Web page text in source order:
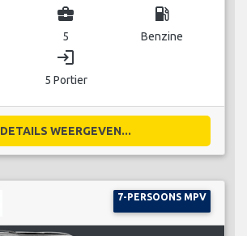
business_center
5
local_gas_station
Benzine
login
5 Portier
DETAILS WEERGEVEN...
7-PERSOONS MPV